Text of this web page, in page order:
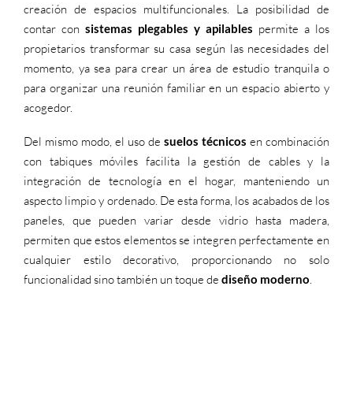
creación de espacios multifuncionales. La posibilidad de
contar con sistemas plegables y apilables permite a los
propietarios transformar su casa según las necesidades del
momento, ya sea para crear un área de estudio tranquila o
para organizar una reunión familiar en un espacio abierto y
acogedor.
Del mismo modo, el uso de suelos técnicos en combinación
con tabiques móviles facilita la gestión de cables y la
integración de tecnología en el hogar, manteniendo un
aspecto limpio y ordenado. De esta forma, los acabados de los
paneles, que pueden variar desde vidrio hasta madera,
permiten que estos elementos se integren perfectamente en
cualquier estilo decorativo, proporcionando no solo
funcionalidad sino también un toque de diseño moderno.